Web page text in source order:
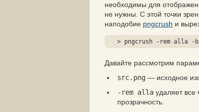
необходимы для
не нужны. С этой точки
наподобие pngcrush и
> pngcrush -rem alla -
Давайте рассмотрим
src.png — исходное
-rem alla удаляет
прозрачность.